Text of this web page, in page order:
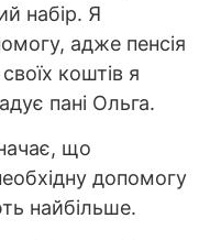
набір. Я
адже пенсія
коштів я
пані Ольга.
що
допомогу
найбільше.